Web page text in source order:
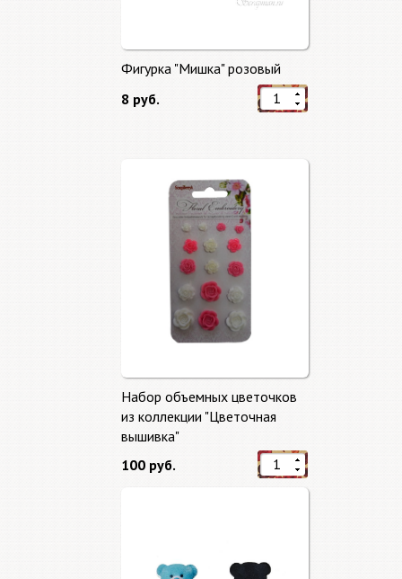
Фигурка "Мишка" розовый
8 руб.
Набор объемных цветочков
из коллекции "Цветочная
вышивка"
100 руб.